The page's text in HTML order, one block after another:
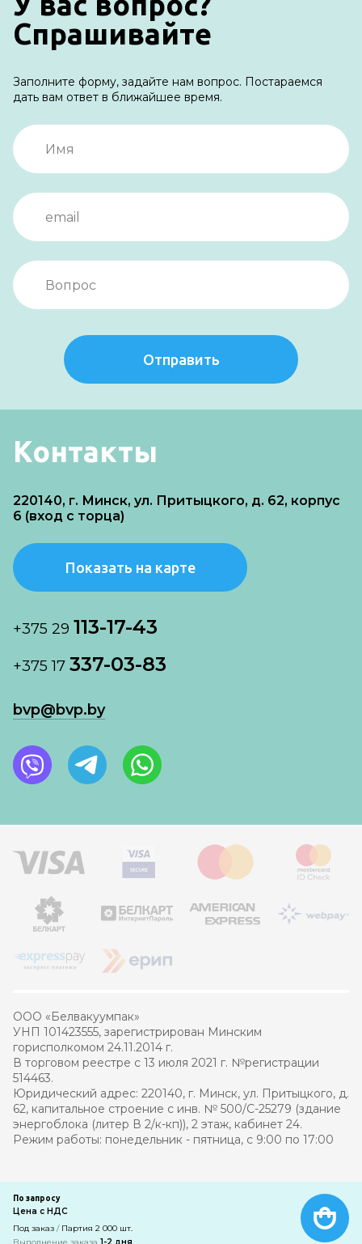
По запросу
Цена с НДС
Под заказ /Партия 2 000 шт.
Спрашивайте
Заполните форму, задайте нам вопрос. Постараемся
дать вам ответ в ближайшее время.
Отправить
Контакты
220140, г. Минск, ул. Притыцкого, д. 62, корпус
6 (вход с торца)
Показать на карте
+375 29 113-17-43
+375 17 337-03-83
bvp@bvp.by
ООО «Белвакуумпак»
УНП 101423555, зарегистрирован Минским
горисполкомом 24.11.2014 г.
В торговом реестре с 13 июля 2021 г. №регистрации
514463.
Юридический адрес: 220140, г. Минск, ул. Притыцкого, д.
62, капитальное строение с инв. № 500/С-25279 (здание
энергоблока (литер В 2/к-кп)), 2 этаж, кабинет 24.
Режим работы: понедельник - пятница, с 9:00 по 17:00
компания PRAS